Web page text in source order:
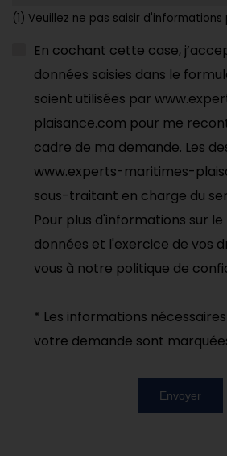
(1) Veuillez ne pas saisir d'informations
En cochant cette case,
données saisies dans le
soient utilisées par
plaisance.com pour me
cadre de ma demande. Les
www.experts-maritimes-
sous-traitant en charge du
Pour plus d'informations sur
données et l'exercice de vos
vous à notre politique de
* Les informations
votre demande sont
Envoyer